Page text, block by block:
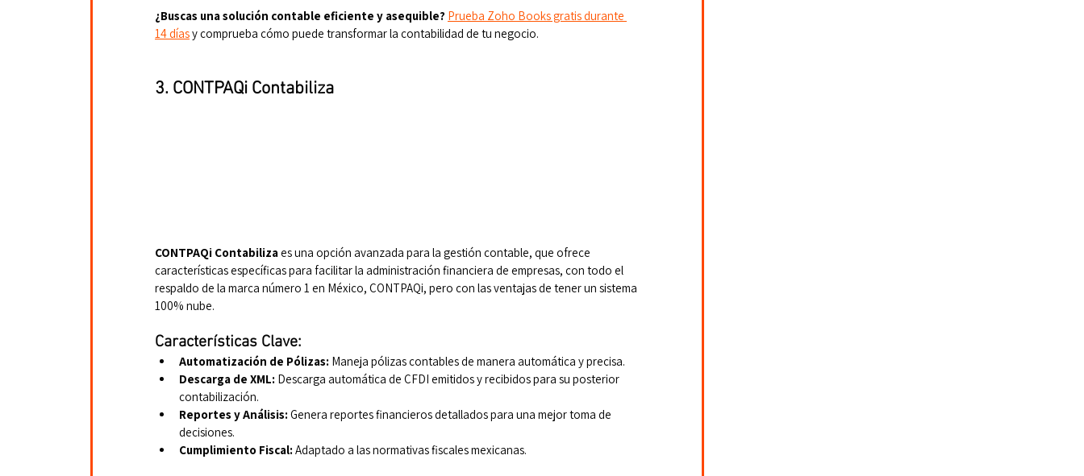
¿Buscas una solución contable eficiente y asequible? Prueba Zoho Books gratis durante
14 díasy comprueba cómo puede transformar la contabilidad de tu negocio.
3. CONTPAQi Contabiliza
CONTPAQi Contabiliza es una opción avanzada para la gestión contable, que ofrece
características específicas para facilitar la administración financiera de empresas, con todo el
respaldo de la marca número 1 en México, CONTPAQi, pero con las ventajas de tener un sistema
100% nube.
Características Clave:
Automatización de Pólizas: Maneja pólizas contables de manera automática y precisa.
Descarga de XML: Descarga automática de CFDI emitidos y recibidos para su posterior
contabilización.
Reportes y Análisis: Genera reportes financieros detallados para una mejor toma de
decisiones.
Cumplimiento Fiscal: Adaptado a las normativas fiscales mexicanas.